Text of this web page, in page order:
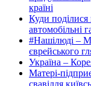
країні
Куди поділися
автомобільні
#Нашілюді –
єврейського
Україна –
Матері-
свавілля